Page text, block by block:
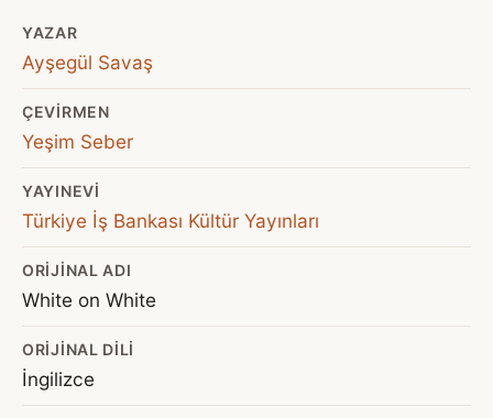
YAZAR
Ayşegül Savaş
ÇEVIRMEN
Yeşim Seber
YAYINEVI
Türkiye İş Bankası Kültür Yayınları
ORIJINAL ADI
White on White
ORIJINAL DILI
İngilizce